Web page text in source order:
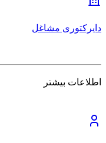
دایرکتوری مشاغل
اطلاعات بیشتر